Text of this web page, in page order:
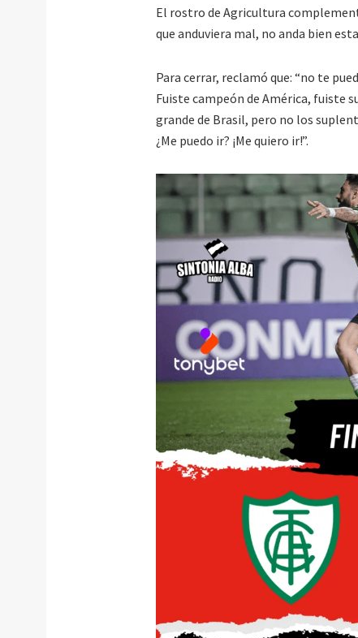
El rostro de Agricultura
que anduviera mal, no anda bien
Para cerrar, reclamó que: “no te
Fuiste campeón de América, fuiste
grande de Brasil, pero no los
¿Me puedo ir? ¡Me quiero ir!”.